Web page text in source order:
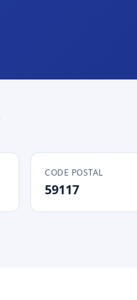
CODE POSTAL
59117